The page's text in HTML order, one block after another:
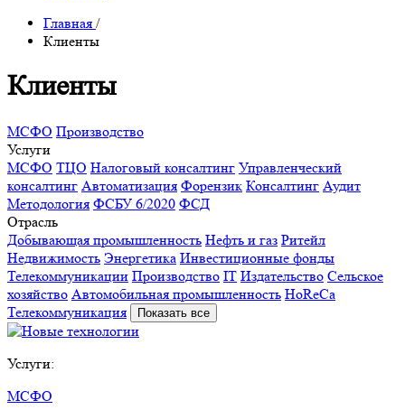
Главная /
Клиенты
Клиенты
МСФО Производство
Услуги
МСФО ТЦО Налоговый консалтинг Управленческий
консалтинг Автоматизация Форензик Консалтинг Аудит
Методология ФСБУ 6/2020 ФСД
Отрасль
Добывающая промышленность Нефть и газ Ритейл
Недвижимость Энергетика Инвестиционные фонды
Телекоммуникации Производство IT Издательство Сельское
хозяйство Автомобильная промышленность HoReCa
Телекоммуникация
Показать все
Услуги:
МСФО